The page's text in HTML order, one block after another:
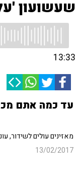
שעשועון
13:33
עד כמה אתם
מאזינים עולים לשידור,
13/02/2017